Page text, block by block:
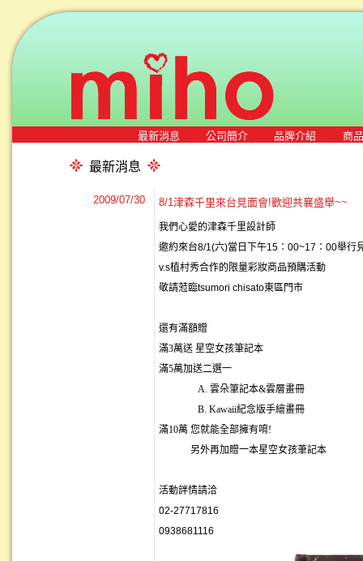
最新消息 公司簡介 品牌介紹 商
最新消息
2009/07/30 8/1津森千里來台見面會!歡迎共襄盛舉~~
我們心愛的津森千里設計師
邀約來台8/1(六)當日下午15： 00~17 ： 00舉行
v.s植村秀合作的限量彩妝商品預購活動
敬請蒞臨tsumori chisato東區門市
還有滿額贈
滿3萬送 星空女孩筆記本
滿5萬加送二選一
A. 雲朵筆記本&雲層畫冊
B. Kawaii紀念版手繪畫冊
滿10萬 您就能全部擁有唷!
另外再加贈一本星空女孩茟記本
活動詊情請洽
02-27717816
0938681116